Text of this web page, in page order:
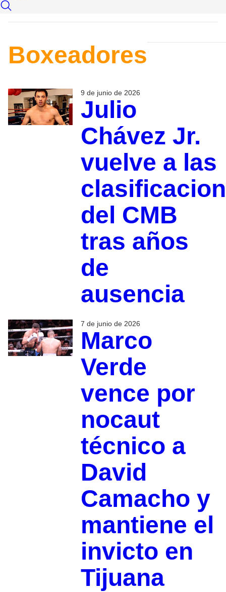
Boxeadores
9 de junio de 2026
Julio
Chávez Jr.
vuelve a las
del CMB
tras años
de
ausencia
7 de junio de 2026
Marco
Verde
vence por
nocaut
técnico a
David
Camacho y
mantiene el
invicto en
Tijuana